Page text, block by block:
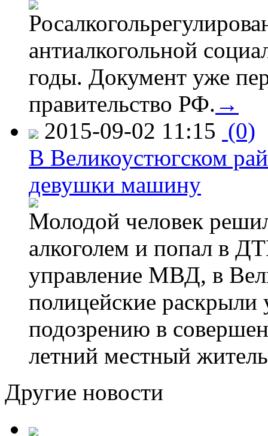
антиалкогольной
годы. Документ уже
правительство РФ. →
2015-09-02 11:15 (0)
В Великоустюгском
девушки машину
Молодой человек
алкоголем и попал в
управление МВД, в
полицейские
подозрению в
летний местный
Другие новости